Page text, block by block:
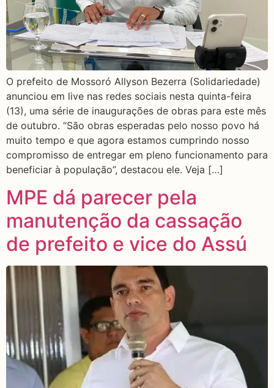
O prefeito de Mossoró Allyson Bezerra (Solidariedade)
anunciou em live nas redes sociais nesta quinta-feira
(13), uma série de inaugurações de obras para este mês
de outubro. “São obras esperadas pelo nosso povo há
muito tempo e que agora estamos cumprindo nosso
compromisso de entregar em pleno funcionamento para
beneficiar à população”, destacou ele. Veja […]
MPE dá parecer pela
manutenção da cassação
de prefeito e vice do Assú